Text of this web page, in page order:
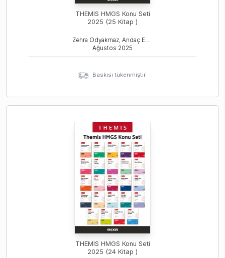
THEMIS HMGS Konu Seti
2025 (25 Kitap )
Zehra Odyakmaz, Andaç Esemen, Deniz Bayeren
Ağustos 2025
Baskısı tükenmiştir.
THEMIS HMGS Konu Seti
2025 (24 Kitap )